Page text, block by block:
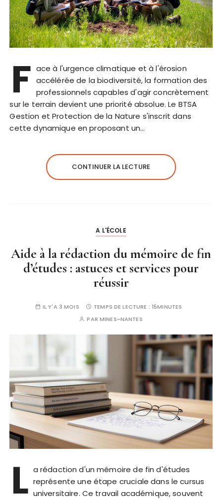
F ace à l'urgence climatique et à l'érosion
accélérée de la biodiversité, la formation des
professionnels capables d'agir concrètement
sur le terrain devient une priorité absolue. Le BTSA
Gestion et Protection de la Nature s'inscrit dans
cette dynamique en proposant un…
CONTINUER LA LECTURE
A L'ÉCOLE
Aide à la rédaction du mémoire de fin
d’études : astuces et services pour
réussir
IL Y'A 3 MOIS TEMPS DE LECTURE : 15MINUTES
PAR MINES-NANTES
L a rédaction d'un mémoire de fin d'études
représente une étape cruciale dans le cursus
universitaire. Ce travail académique, souvent